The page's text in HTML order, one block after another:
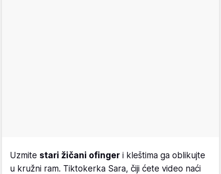
Uzmite stari žičani ofinger i kleštima ga oblikujte
u kružni ram. Tiktokerka Sara, čiji ćete video naći